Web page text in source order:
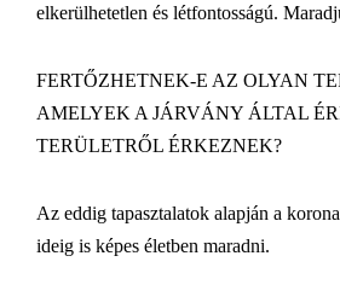
elkerülhetetlen és létfontosságú.
FERTŐZHETNEK-E AZ OLYAN
AMELYEK A JÁRVÁNY ÁLTAL
TERÜLETRŐL ÉRKEZNEK?
Az eddig tapasztalatok alapján a
ideig is képes életben maradni.